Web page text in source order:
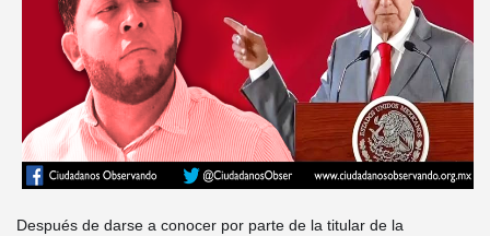
Después de darse a conocer por parte de la titular de la